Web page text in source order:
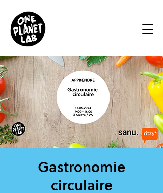
Gastronomie
circulaire